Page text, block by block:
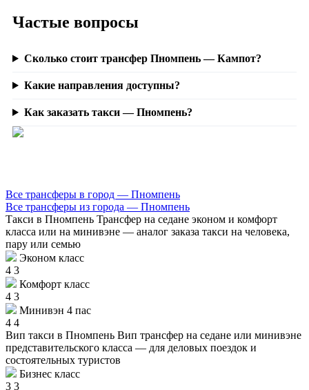
Частые вопросы
Сколько стоит трансфер Пномпень — Кампот?
Какие направления доступны?
Как заказать такси — Пномпень?
Все трансферы в город — Пномпень
Все трансферы из города — Пномпень
Такси в Пномпень Трансфер на седане эконом и комфорт
класса или на минивэне — аналог заказа такси на человека,
пару или семью
Эконом класс
4 3
Комфорт класс
4 3
Минивэн 4 пас
4 4
Вип такси в Пномпень Вип трансфер на седане или минивэне
представительского класса — для деловых поездок и
состоятельных туристов
Бизнес класс
3 3